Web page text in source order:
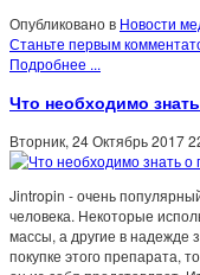
Опубликовано в Новости
Станьте первым
Подробнее ...
Что необходимо
Вторник, 24 Октябрь 2017
Jintropin - очень
человека. Некоторые
массы, а другие в надежде
покупке этого препарата,